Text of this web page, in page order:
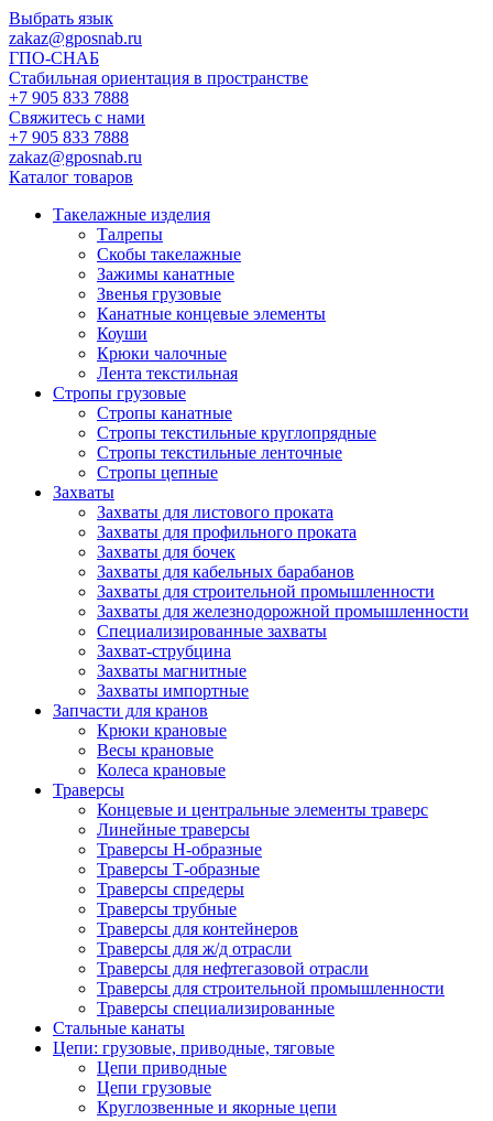
Выбрать язык
zakaz@gposnab.ru
ГПО-СНАБ
Стабильная ориентация в пространстве
+7 905 833 7888
Свяжитесь с нами
+7 905 833 7888
zakaz@gposnab.ru
Каталог товаров
Такелажные изделия
Талрепы
Скобы такелажные
Зажимы канатные
Звенья грузовые
Канатные концевые элементы
Коуши
Крюки чалочные
Лента текстильная
Стропы грузовые
Стропы канатные
Стропы текстильные круглопрядные
Стропы текстильные ленточные
Стропы цепные
Захваты
Захваты для листового проката
Захваты для профильного проката
Захваты для бочек
Захваты для кабельных барабанов
Захваты для строительной промышленности
Захваты для железнодорожной промышленности
Специализированные захваты
Захват-струбцина
Захваты магнитные
Захваты импортные
Запчасти для кранов
Крюки крановые
Весы крановые
Колеса крановые
Траверсы
Концевые и центральные элементы траверс
Линейные траверсы
Траверсы Н-образные
Траверсы Т-образные
Траверсы спредеры
Траверсы трубные
Траверсы для контейнеров
Траверсы для ж/д отрасли
Траверсы для нефтегазовой отрасли
Траверсы для строительной промышленности
Траверсы специализированные
Стальные канаты
Цепи: грузовые, приводные, тяговые
Цепи приводные
Цепи грузовые
Круглозвенные и якорные цепи